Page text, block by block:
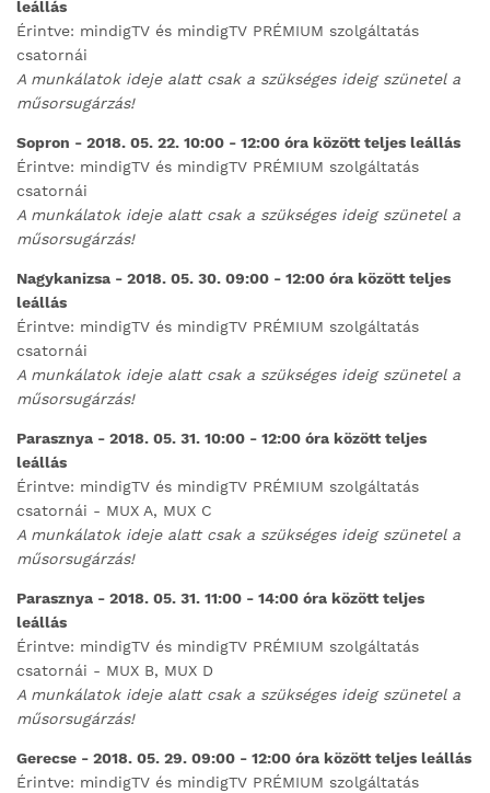
leállás
Érintve: mindigTV és mindigTV PRÉMIUM szolgáltatás
csatornái
A munkálatok ideje alatt csak a szükséges ideig szünetel a
műsorsugárzás!
Sopron - 2018. 05. 22. 10:00 - 12:00 óra között teljes leállás
Érintve: mindigTV és mindigTV PRÉMIUM szolgáltatás
csatornái
A munkálatok ideje alatt csak a szükséges ideig szünetel a
műsorsugárzás!
Nagykanizsa - 2018. 05. 30. 09:00 - 12:00 óra között teljes
leállás
Érintve: mindigTV és mindigTV PRÉMIUM szolgáltatás
csatornái
A munkálatok ideje alatt csak a szükséges ideig szünetel a
műsorsugárzás!
Parasznya - 2018. 05. 31. 10:00 - 12:00 óra között teljes
leállás
Érintve: mindigTV és mindigTV PRÉMIUM szolgáltatás
csatornái - MUX A, MUX C
A munkálatok ideje alatt csak a szükséges ideig szünetel a
műsorsugárzás!
Parasznya - 2018. 05. 31. 11:00 - 14:00 óra között teljes
leállás
Érintve: mindigTV és mindigTV PRÉMIUM szolgáltatás
csatornái - MUX B, MUX D
A munkálatok ideje alatt csak a szükséges ideig szünetel a
műsorsugárzás!
Gerecse - 2018. 05. 29. 09:00 - 12:00 óra között teljes leállás
Érintve: mindigTV és mindigTV PRÉMIUM szolgáltatás